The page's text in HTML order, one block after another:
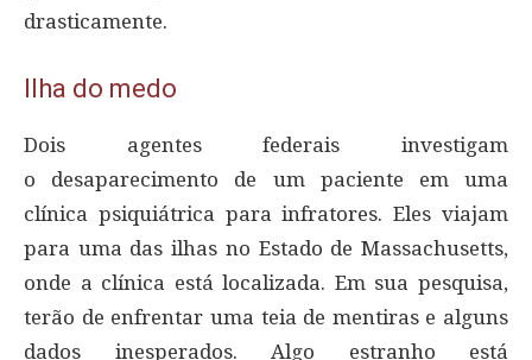
drasticamente.
Ilha do medo
Dois agentes federais investigam
o desaparecimento de um paciente em uma
clínica psiquiátrica para infratores. Eles viajam
para uma das ilhas no Estado de Massachusetts,
onde a clínica está localizada. Em sua pesquisa,
terão de enfrentar uma teia de mentiras e alguns
dados inesperados. Algo estranho está